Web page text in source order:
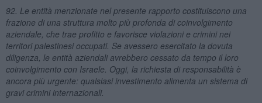
92. Le entità menzionate nel presente rapporto costituiscono una
frazione di una struttura molto più profonda di coinvolgimento
aziendale, che trae profitto e favorisce violazioni e crimini nei
territori palestinesi occupati. Se avessero esercitato la dovuta
diligenza, le entità aziendali avrebbero cessato da tempo il loro
coinvolgimento con Israele. Oggi, la richiesta di responsabilità è
ancora più urgente: qualsiasi investimento alimenta un sistema di
gravi crimini internazionali.